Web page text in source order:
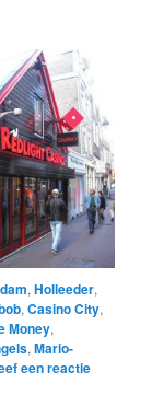
,Holleeder,
,Casino City,
Money,
,Mario-
een reactie